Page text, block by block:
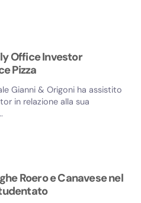
Office Investor
Pizza
Gianni & Origoni ha assistito
in relazione alla sua
Roero e Canavese nel